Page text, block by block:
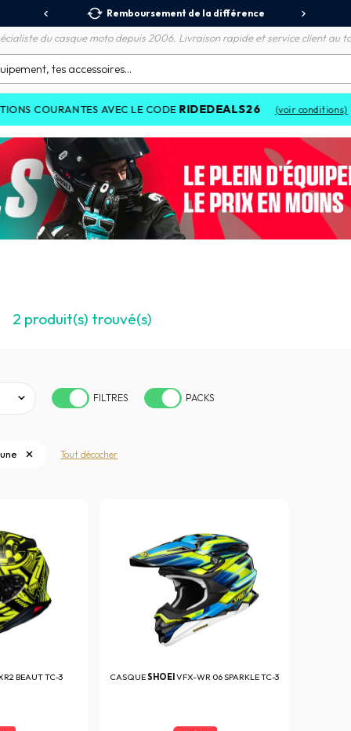
Remboursement de la différence
du casque moto depuis 2006. Livraison rapide et service client au
AVEC LE CODERIDEDEALS26 (voir conditions)
2 produit(s) trouvé(s)
FILTRES PACKS
Tout décocher
BEAUT TC-3 CASQUESHOEI VFX-WR 06 SPARKLE TC-3